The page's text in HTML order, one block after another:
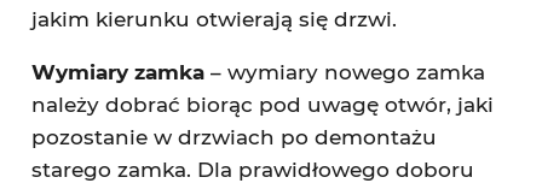
jakim kierunku otwierają się drzwi.
Wymiary zamka – wymiary nowego zamka
należy dobrać biorąc pod uwagę otwór, jaki
pozostanie w drzwiach po demontażu
starego zamka. Dla prawidłowego doboru